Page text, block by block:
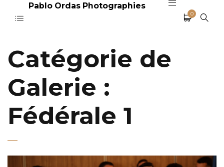
Pablo Ordas Photographies
0
Catégorie de
Galerie :
Fédérale 1